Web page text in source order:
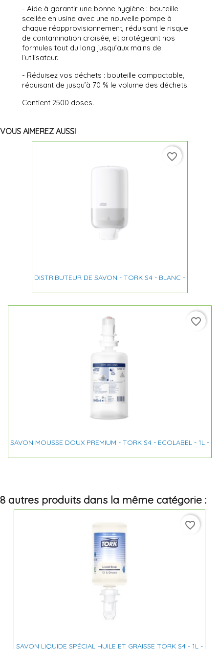
- Aide à garantir une bonne hygiène : bouteille
scellée en usine avec une nouvelle pompe à
chaque réapprovisionnement, réduisant le risque
de contamination croisée, et protégeant nos
formules tout du long jusqu’aux mains de
l’utilisateur.
- Réduisez vos déchets : bouteille compactable,
réduisant de jusqu’à 70 % le volume des déchets.
Contient 2500 doses.
VOUS AIMEREZ AUSSI
DISTRIBUTEUR DE SAVON - TORK S4 - BLANC -
favorite_border
SAVON MOUSSE DOUX PREMIUM - TORK S4 - ECOLABEL - 1L -
favorite_border
8 autres produits dans la même catégorie :
SAVON LIQUIDE SPÉCIAL HUILE ET GRAISSE TORK S4 - 1L -
favorite_border